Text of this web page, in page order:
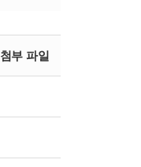
첨부 파일